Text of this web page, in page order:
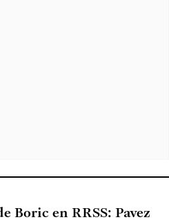
Boric en RRSS: Pavez